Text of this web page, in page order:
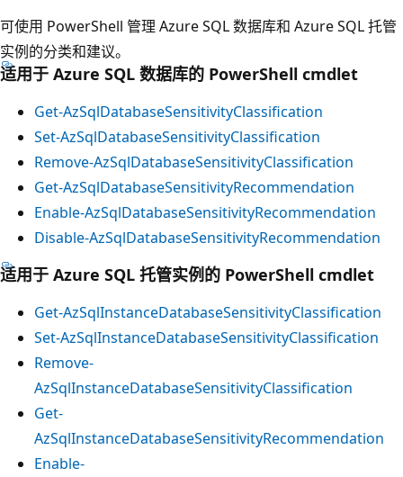
可使用 PowerShell 管理 Azure SQL 数据库和 Azure SQL 托管
实例的分类和建议。
适用于 Azure SQL 数据库的 PowerShell cmdlet
Get-AzSqlDatabaseSensitivityClassification
Set-AzSqlDatabaseSensitivityClassification
Remove-AzSqlDatabaseSensitivityClassification
Get-AzSqlDatabaseSensitivityRecommendation
Enable-AzSqlDatabaseSensitivityRecommendation
Disable-AzSqlDatabaseSensitivityRecommendation
适用于 Azure SQL 托管实例的 PowerShell cmdlet
Get-AzSqlInstanceDatabaseSensitivityClassification
Set-AzSqlInstanceDatabaseSensitivityClassification
Remove-
AzSqlInstanceDatabaseSensitivityClassification
Get-
AzSqlInstanceDatabaseSensitivityRecommendation
Enable-